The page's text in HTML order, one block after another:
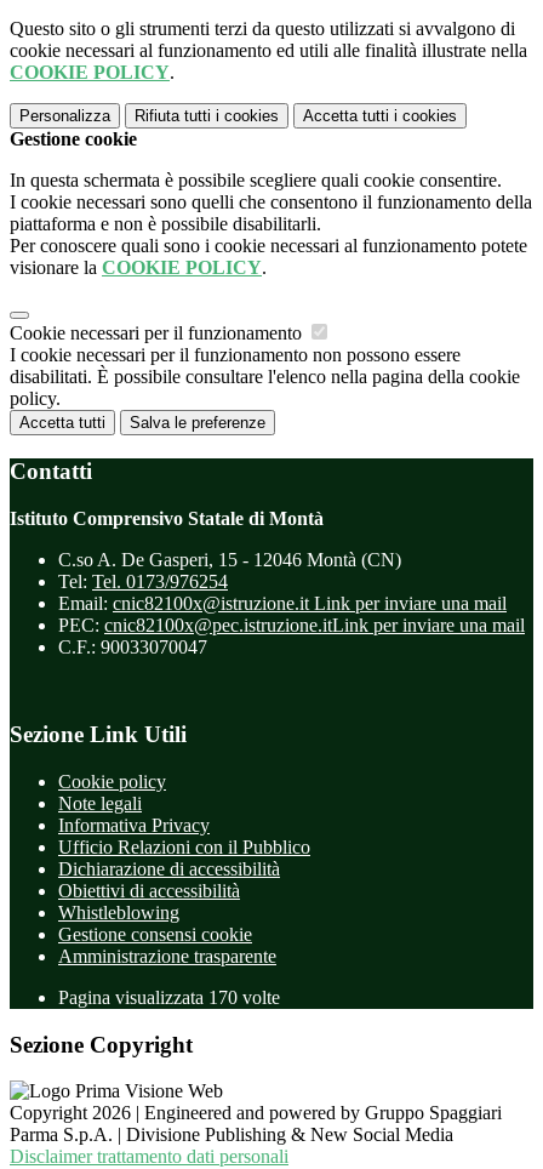
Questo sito o gli strumenti terzi da questo utilizzati si avvalgono di
cookie necessari al funzionamento ed utili alle finalità illustrate nella
COOKIE POLICY.
Personalizza Rifiuta tutti i cookies Accetta tutti i cookies
Gestione cookie
In questa schermata è possibile scegliere quali cookie consentire.
I cookie necessari sono quelli che consentono il funzionamento della
piattaforma e non è possibile disabilitarli.
Per conoscere quali sono i cookie necessari al funzionamento potete
visionare la COOKIE POLICY.
Cookie necessari per il funzionamento
I cookie necessari per il funzionamento non possono essere
disabilitati. È possibile consultare l'elenco nella pagina della cookie
policy.
Accetta tutti Salva le preferenze
Contatti
Istituto Comprensivo Statale di Montà
C.so A. De Gasperi, 15 - 12046 Montà (CN)
Tel: Tel. 0173/976254
Email: cnic82100x@istruzione.it Link per inviare una mail
PEC: cnic82100x@pec.istruzione.itLink per inviare una mail
C.F.: 90033070047
Sezione Link Utili
Cookie policy
Note legali
Informativa Privacy
Ufficio Relazioni con il Pubblico
Dichiarazione di accessibilità
Obiettivi di accessibilità
Whistleblowing
Gestione consensi cookie
Amministrazione trasparente
Pagina visualizzata 170 volte
Sezione Copyright
Copyright 2026 | Engineered and powered by Gruppo Spaggiari
Parma S.p.A. | Divisione Publishing & New Social Media
Disclaimer trattamento dati personali